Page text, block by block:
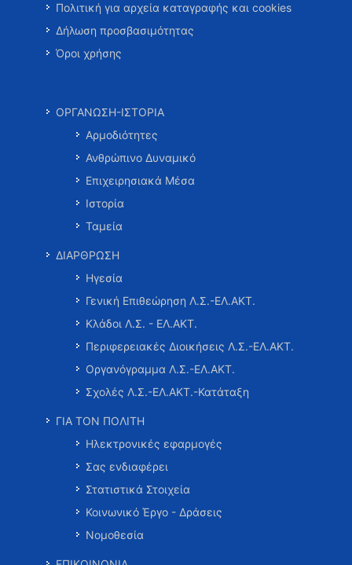
Πολιτική για αρχεία καταγραφής και cookies
Δήλωση προσβασιμότητας
Όροι χρήσης
ΟΡΓΑΝΩΣΗ-ΙΣΤΟΡΙΑ
Αρμοδιότητες
Ανθρώπινο Δυναμικό
Επιχειρησιακά Μέσα
Ιστορία
Ταμεία
ΔΙΑΡΘΡΩΣΗ
Ηγεσία
Γενική Επιθεώρηση Λ.Σ.-ΕΛ.ΑΚΤ.
Κλάδοι Λ.Σ. - ΕΛ.ΑΚΤ.
Περιφερειακές Διοικήσεις Λ.Σ.-ΕΛ.ΑΚΤ.
Οργανόγραμμα Λ.Σ.-ΕΛ.ΑΚΤ.
Σχολές Λ.Σ.-ΕΛ.ΑΚΤ.-Κατάταξη
ΓΙΑ ΤΟΝ ΠΟΛΙΤΗ
Ηλεκτρονικές εφαρμογές
Σας ενδιαφέρει
Στατιστικά Στοιχεία
Κοινωνικό Έργο - Δράσεις
Νομοθεσία